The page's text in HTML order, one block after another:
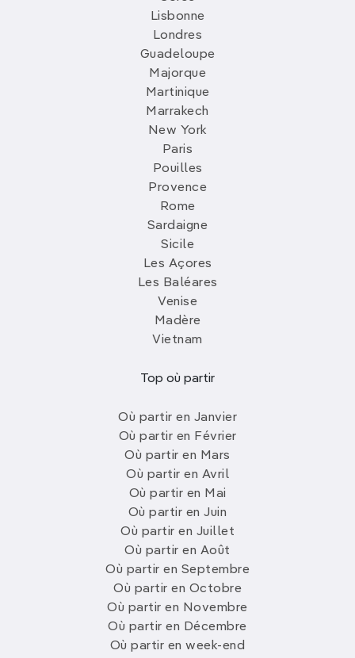
Lisbonne
Londres
Guadeloupe
Majorque
Martinique
Marrakech
New York
Paris
Pouilles
Provence
Rome
Sardaigne
Sicile
Les Açores
Les Baléares
Venise
Madère
Vietnam
Top où partir
Où partir en Janvier
Où partir en Février
Où partir en Mars
Où partir en Avril
Où partir en Mai
Où partir en Juin
Où partir en Juillet
Où partir en Août
Où partir en Septembre
Où partir en Octobre
Où partir en Novembre
Où partir en Décembre
Où partir en week-end